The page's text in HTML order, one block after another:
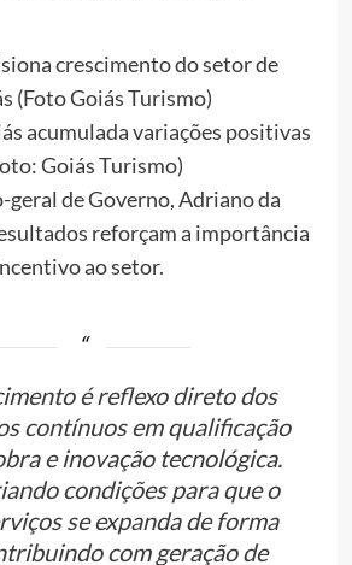
acumulada variações positivas
Goiás Turismo)
geral de Governo, Adriano da
reforçam a importância
ao setor.
é reflexo direto dos
contínuos em qualificação
e inovação tecnológica.
condições para que o
se expanda de forma
com geração de